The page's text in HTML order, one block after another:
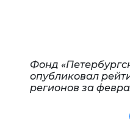
Фонд
опубликовал
регионов за